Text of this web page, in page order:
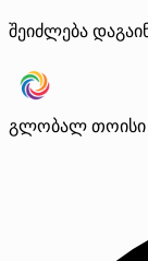
შეიძლება
გლობალ თოისი